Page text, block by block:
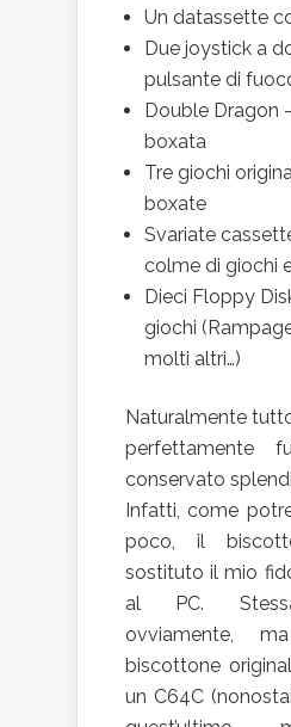
Un datassette
Due joystick a
pulsante di
Double Dragon
boxata
Tre giochi
boxate
Svariate
colme di giochi
Dieci Floppy
giochi
molti altri…)
Naturalmente
perfettamente
conservato
Infatti, come
poco, il
sostituto il mio
al PC.
ovviamente,
biscottone
un C64C